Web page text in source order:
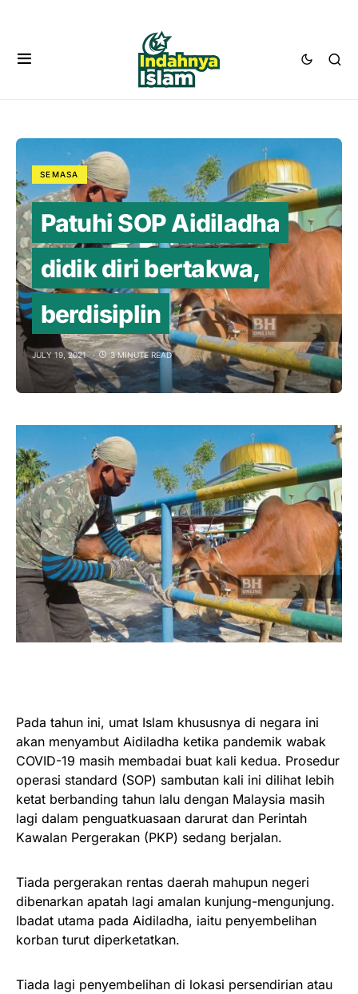
SEMASA
Patuhi SOP Aidiladha
didik diri bertakwa,
berdisiplin
JULY 19, 2021 3 MINUTE READ
Pada tahun ini, umat Islam khususnya di negara ini
akan menyambut Aidiladha ketika pandemik wabak
COVID-19 masih membadai buat kali kedua. Prosedur
operasi standard (SOP) sambutan kali ini dilihat lebih
ketat berbanding tahun lalu dengan Malaysia masih
lagi dalam penguatkuasaan darurat dan Perintah
Kawalan Pergerakan (PKP) sedang berjalan.
Tiada pergerakan rentas daerah mahupun negeri
dibenarkan apatah lagi amalan kunjung-mengunjung.
Ibadat utama pada Aidiladha, iaitu penyembelihan
korban turut diperketatkan.
Tiada lagi penyembelihan di lokasi persendirian atau